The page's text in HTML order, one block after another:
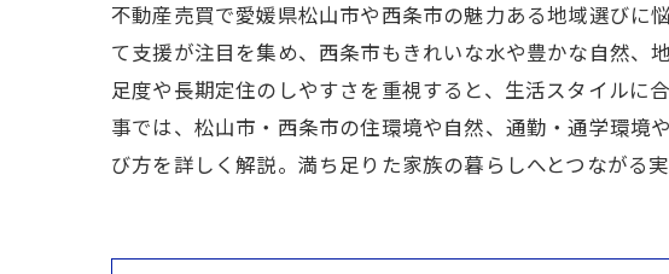
不動産売買で愛媛県松山市や西条市の魅力ある地域選び
て支援が注目を集め、西条市もきれいな水や豊かな自然、
足度や長期定住のしやすさを重視すると、生活スタイルに
事では、松山市・西条市の住環境や自然、通勤・通学環
び方を詳しく解説。満ち足りた家族の暮らしへとつながる